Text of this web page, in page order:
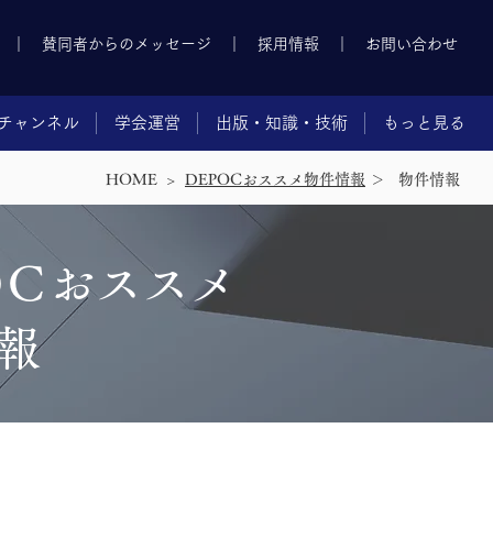
賛同者からのメッセージ 採用情報 お問い合わせ
ャンネル 学会運営 出版・知識・技術 もっと見る
HOME > DEPOCおススメ物件情報 ＞ ​物件情報
C おススメ